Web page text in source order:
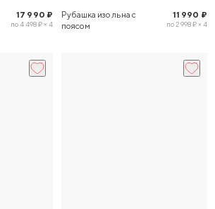
17 990 ₽
по 4 498 ₽ × 4
Рубашка изо льна с
поясом
11 990 ₽
по 2 998 ₽ × 4